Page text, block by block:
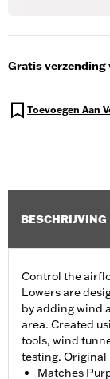
Gratis verzending
Toevoegen Aan
BESCHRIJVING
Control the
Lowers are
by adding wind
area. Created
tools, wind
testing. Original
Matches